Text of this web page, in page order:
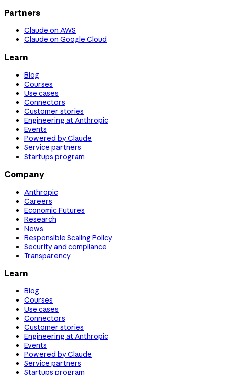
Partners
Claude on AWS
Claude on Google Cloud
Learn
Blog
Courses
Use cases
Connectors
Customer stories
Engineering at Anthropic
Events
Powered by Claude
Service partners
Startups program
Company
Anthropic
Careers
Economic Futures
Research
News
Responsible Scaling Policy
Security and compliance
Transparency
Learn
Blog
Courses
Use cases
Connectors
Customer stories
Engineering at Anthropic
Events
Powered by Claude
Service partners
Startups program